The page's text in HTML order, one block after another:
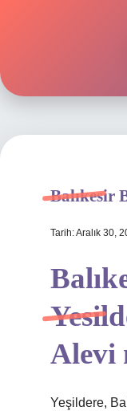
Hakkımızda
Balıkesir
Tarih: Aralık 30,
Alevi
Yeşildere,